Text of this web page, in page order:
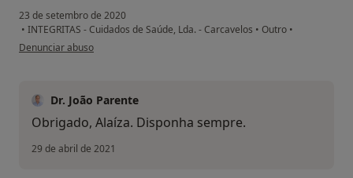
23 de setembro de 2020
• INTEGRITAS - Cuidados de Saúde, Lda. - Carcavelos • Outro •
na opinião do utilizador Conta eliminada
Denunciar abuso
Dr. João Parente
Obrigado, Alaíza. Disponha sempre.
29 de abril de 2021